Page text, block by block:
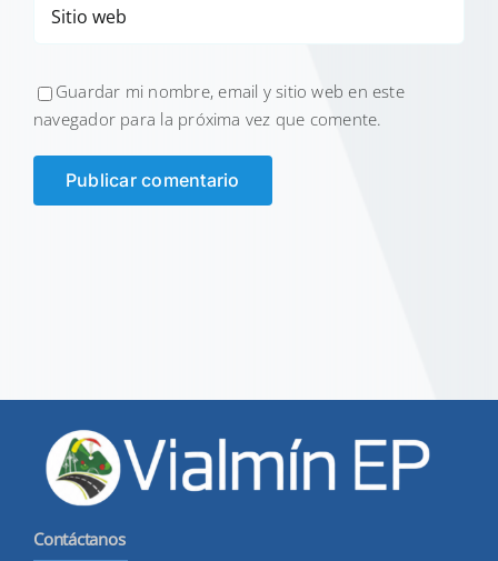
Guardar mi nombre, email y sitio web en este
navegador para la próxima vez que comente.
Contáctanos